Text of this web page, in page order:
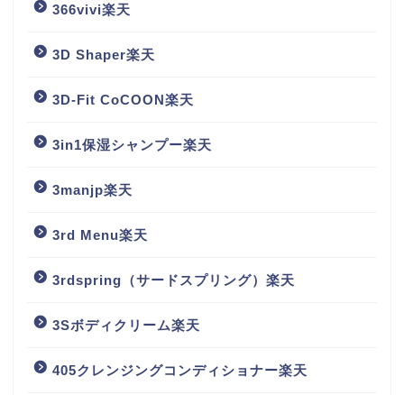
366vivi楽天
3D Shaper楽天
3D-Fit CoCOON楽天
3in1保湿シャンプー楽天
3manjp楽天
3rd Menu楽天
3rdspring（サードスプリング）楽天
3Sボディクリーム楽天
405クレンジングコンディショナー楽天